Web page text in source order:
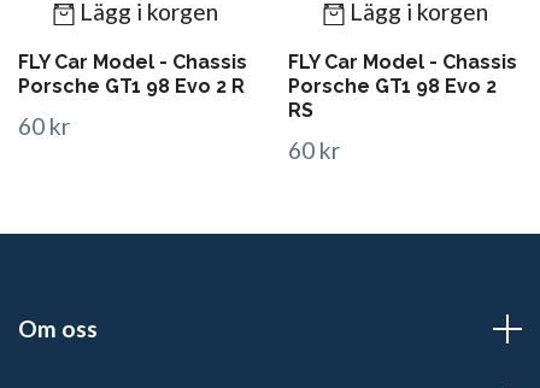
Lägg i korgen
FLY Car Model - Chassis
Porsche GT1 98 Evo 2 R
60 kr
Lägg i korgen
FLY Car Model - Chassis
Porsche GT1 98 Evo 2
RS
60 kr
Om oss